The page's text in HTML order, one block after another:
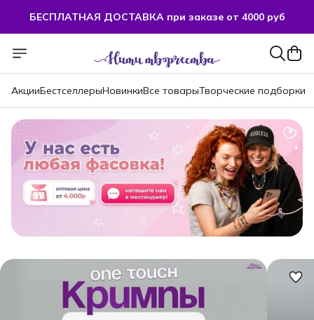
БЕСПЛАТНАЯ ДОСТАВКА при заказе от 4000 руб
АкцииБестселлерыНовинкиВсе товарыТворческие подборки